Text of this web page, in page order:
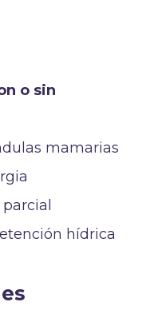
o sin
mamarias
hídrica